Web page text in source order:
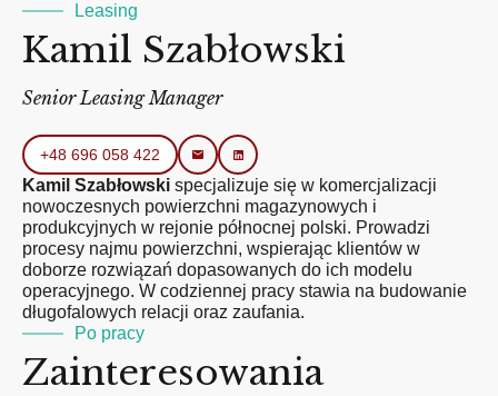
Leasing
Kamil Szabłowski
Senior Leasing Manager
+48 696 058 422
Kamil Szabłowski specjalizuje się w komercjalizacji
nowoczesnych powierzchni magazynowych i
produkcyjnych w rejonie północnej polski. Prowadzi
procesy najmu powierzchni, wspierając klientów w
doborze rozwiązań dopasowanych do ich modelu
operacyjnego. W codziennej pracy stawia na budowanie
długofalowych relacji oraz zaufania.
Po pracy
Zainteresowania